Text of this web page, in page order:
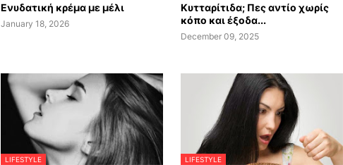
Ενυδατική κρέμα με μέλι
January 18, 2026
Κυτταρίτιδα; Πες αντίο χωρίς
κόπο και έξοδα...
December 09, 2025
LIFESTYLE LIFESTYLE